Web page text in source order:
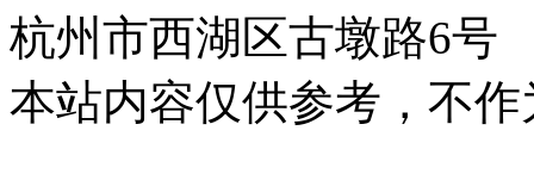
杭州市西湖区古墩路6号
本站内容仅供参考，不